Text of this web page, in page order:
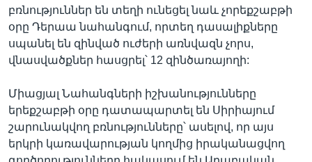
բռնություններ են տեղի ունեցել նաև չորեքշաբթի
օրը Դերաա նահանգում, որտեղ դասալիքները
սպանել են զինված ուժերի առնվազն չորս,
վնասվածքներ հասցրել՝ 12 զինծառայողի:
Միացյալ Նահանգների իշխանությունները
երեքշաբթի օրը դատապարտել են Սիրիայում
շարունակվող բռնությունները՝ ասելով, որ այս
երկրի կառավարության կողմից իրականացվող